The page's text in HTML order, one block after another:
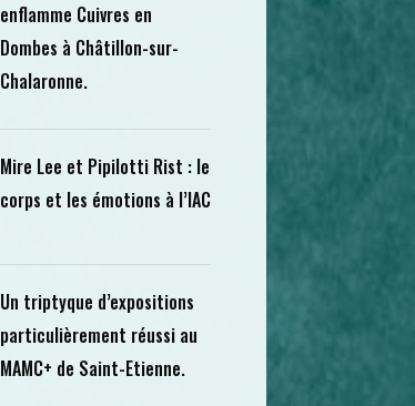
enflamme Cuivres en
Dombes à Châtillon-sur-
Chalaronne.
Mire Lee et Pipilotti Rist : le
corps et les émotions à l’IAC
Un triptyque d’expositions
particulièrement réussi au
MAMC+ de Saint-Etienne.